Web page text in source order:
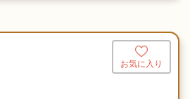
お気に入り